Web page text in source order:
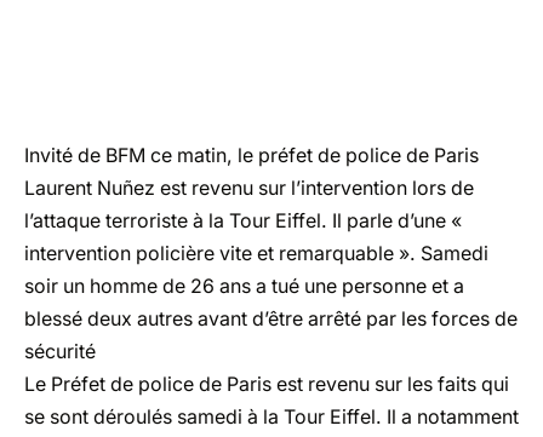
Invité de BFM ce matin, le préfet de police de Paris
Laurent Nuñez est revenu sur l’intervention lors de
l’attaque terroriste à la Tour Eiffel. Il parle d’une «
intervention policière vite et remarquable ». Samedi
soir un homme de 26 ans a tué une personne et a
blessé deux autres avant d’être arrêté par les forces de
sécurité
Le Préfet de police de Paris est revenu sur les faits qui
se sont déroulés samedi à la Tour Eiffel. Il a notamment